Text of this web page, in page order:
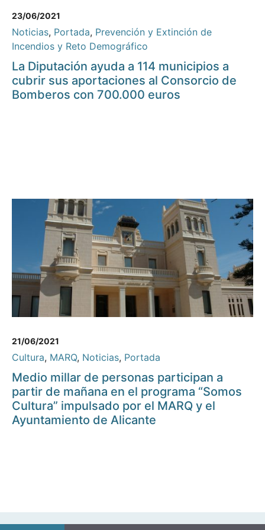
23/06/2021
Noticias, Portada, Prevención y Extinción de
Incendios y Reto Demográfico
La Diputación ayuda a 114 municipios a
cubrir sus aportaciones al Consorcio de
Bomberos con 700.000 euros
21/06/2021
Cultura, MARQ, Noticias, Portada
Medio millar de personas participan a
partir de mañana en el programa “Somos
Cultura” impulsado por el MARQ y el
Ayuntamiento de Alicante